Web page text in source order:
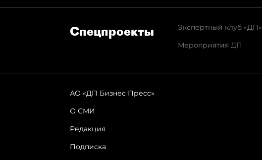
Спец­проекты
Экспертный клуб «ДП»
Мероприятия ДП
АО «ДП Бизнес Пресс»
О СМИ
Редакция
Подписка